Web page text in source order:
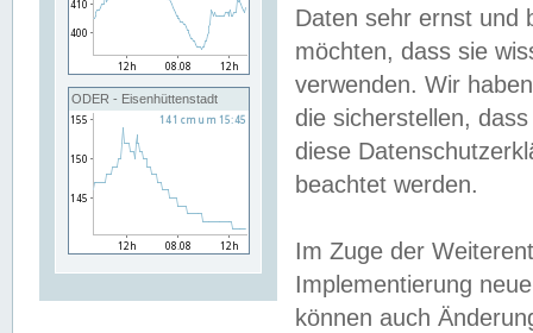
ODER - Eisenhüttenstadt
Daten sehr ernst und
möchten, dass sie
verwenden. Wir
die sicherstellen,
diese
beachtet werden.
Im Zuge der
Implementierung
können auch